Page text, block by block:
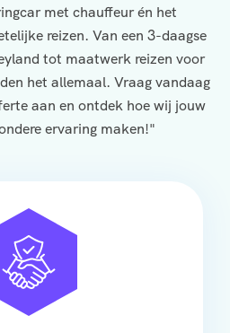
met chauffeur én het
reizen. Van een 3-daagse
tot maatwerk reizen voor
het allemaal. Vraag vandaag
aan en ontdek hoe wij jouw
ervaring maken!"